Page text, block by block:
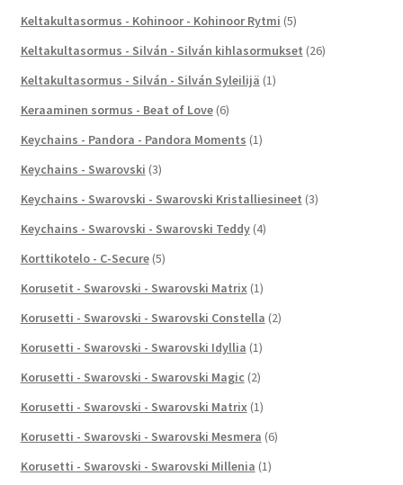
Keltakultasormus - Kohinoor - Kohinoor Rytmi (5)
Keltakultasormus - Silván - Silván kihlasormukset (26)
Keltakultasormus - Silván - Silván Syleilijä (1)
Keraaminen sormus - Beat of Love (6)
Keychains - Pandora - Pandora Moments (1)
Keychains - Swarovski (3)
Keychains - Swarovski - Swarovski Kristalliesineet (3)
Keychains - Swarovski - Swarovski Teddy (4)
Korttikotelo - C-Secure (5)
Korusetit - Swarovski - Swarovski Matrix (1)
Korusetti - Swarovski - Swarovski Constella (2)
Korusetti - Swarovski - Swarovski Idyllia (1)
Korusetti - Swarovski - Swarovski Magic (2)
Korusetti - Swarovski - Swarovski Matrix (1)
Korusetti - Swarovski - Swarovski Mesmera (6)
Korusetti - Swarovski - Swarovski Millenia (1)